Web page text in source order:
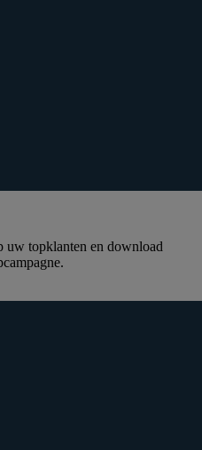
uw topklanten en download